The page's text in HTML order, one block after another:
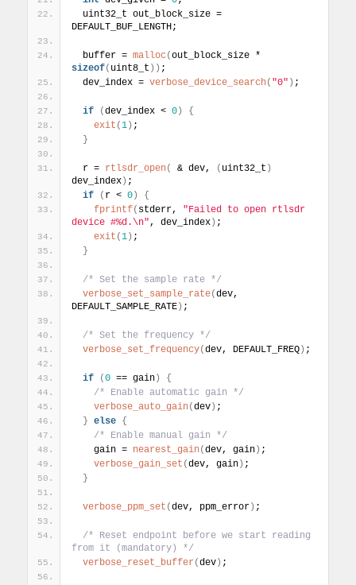
DEFAULT_BUF_LENGTH;
  buffer =
malloc(
sizeof( uint8_t ) ) ;
  dev_index =
verbose_device_search( "0" ) ;
if (dev_index < 0 )
{
exit (1 ) ;
}
  r =
rtlsdr_open( & dev, ( uint32_t )
dev_index ) ;
if
( r < 0 )
{
fprintf( stderr, "Failed to open rtlsdr
device #%d.\n", dev_index ) ;
exit (1 ) ;
}
/* Set the sample rate */
verbose_set_sample_rate(dev,
DEFAULT_SAMPLE_RATE ) ;
/* Set the frequency */
verbose_set_frequency(dev, DEFAULT_FREQ ) ;
if (0 == gain )
{
/* Enable automatic gain */
verbose_auto_gain(dev ) ;
}
else {
/* Enable manual gain */
    gain =
nearest_gain(dev, gain ) ;
verbose_gain_set (dev, gain ) ;
}
verbose_ppm_set (dev, ppm_error ) ;
/* Reset endpoint before we start reading
from it (mandatory) */
verbose_reset_buffer (dev ) ;